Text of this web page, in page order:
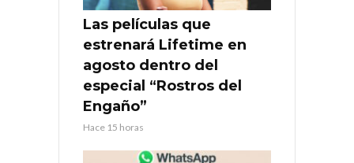
Las películas que
estrenará Lifetime en
agosto dentro del
especial “Rostros del
Engaño”
Hace 15 horas